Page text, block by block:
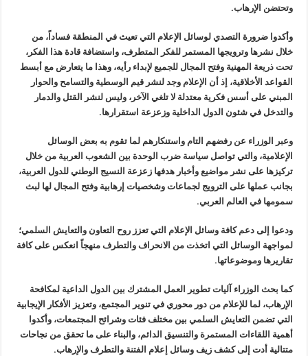
وتحتضن الإرهاب.
وأكدوا ضرورة التصدي لوسائل الإعلام التي تعيث في المنطقة فساداً، من
خلال نشرها وترويجها المستمر للفكر المتطرف، واستضافة قادة هذا الفكر،
تحت ذريعة المهنية وفتح المجال للجميع لإبداء رأيه، وهذا ما يتعارض مع أبسط
القواعد الأخلاقية، إذ أن الإعلام وجد لنشر قيم الوسطية والتسامح والحوار
المبني على أسس فكرية معتدلة لا تلغي الآخر، وليس لنشر القتل والدمار
والتدخل في شئون الدول الداخلية وزعزعة استقرارها.
وعبر الوزراء عن رفضهم التام واستنكارهم لما تقوم به بعض الوسائل
الإعلامية، والتي تواصل سياسة ضرب الوحدة بين الشعوب العربية من خلال
تركيزها على نشر مواضيع وأخبار هدفها زعزعة النسيج الوطني للدول العربية،
بجانب عملها على الترويج لجماعات وشخصيات إرهابية وفتح المجال لها لبث
سمومها في العالم العربي.
ودعوا إلى دعم كافة وسائل الإعلام التي تعزز روح التعاون والتعايش السلمي؛
لمواجهة الوسائل التي اتخذت من الانحراف والتطرف منهجاً انعكس على كافة
تقاريرها وموضوعاتها.
كما بحث الوزراء آليات تطوير العمل المشترك بين الدول الداعية لمكافحة
الإرهاب، لما للإعلام من دور محوري في تنوير المجتمع، وتعزيز الأفكار الإيجابية
التي تضمن التعايش السلمي بين مختلف فئات وشرائح المجتمعات، وأكدوا
أهمية اللقاءات المستمرة والتنسيق الدائم، والبناء على ما تحقق من نجاحات
متتالية أدت إلى كشف زيف وسائل إعلام الفتنة والتطرف والإرهاب.